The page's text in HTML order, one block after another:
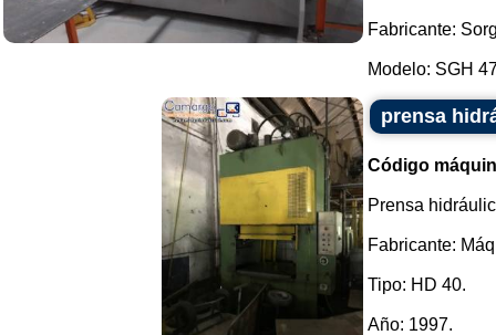
Fabricante:
Modelo: SGH
prensa
Código
Prensa
Fabricante:
Tipo: HD 40.
Año: 1997.